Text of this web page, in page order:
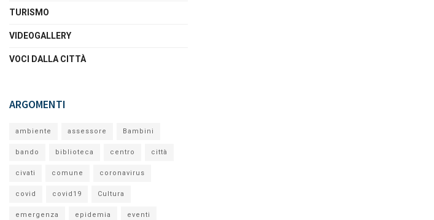
TURISMO
VIDEOGALLERY
VOCI DALLA CITTÀ
ARGOMENTI
ambiente assessore Bambini
bando biblioteca centro città
civati comune coronavirus
covid covid19 Cultura
emergenza epidemia eventi